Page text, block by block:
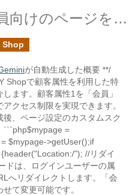
SOY Shopで特別会員向けのページを作成する
Shop
が自動生成した概要 **/
Shopで顧客属性を利用した特
ます。顧客属性1を「会員」
クセス制限を実現できます。
、ページ設定のカスタムスク
```php$mypage =
$mypage->getUser();if
"); //リダイ
ドは、ログインユーザーの属
へリダイレクトします。「会
て変更可能です。